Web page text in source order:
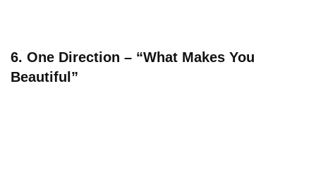
6. One Direction – “What Makes You
Beautiful”